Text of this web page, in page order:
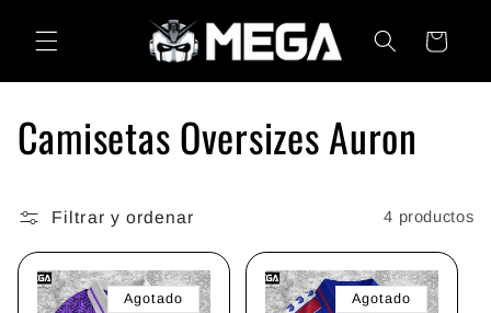
directamente
al contenido
Carrito
C
l
e
Camisetas Oversizes Auron
Filtrar y ordenar 4 productos
Agotado Agotado